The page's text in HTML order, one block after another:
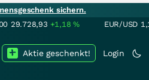
sichern.
29.728,93 +1,18% EUR/USD
Login
Aktie geschenkt!